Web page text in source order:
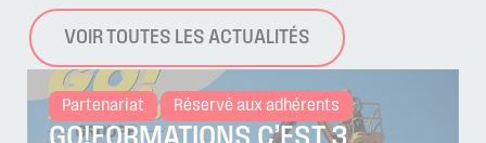
VOIR TOUTES LES ACTUALITÉS
Partenariat Réservé aux adhérents